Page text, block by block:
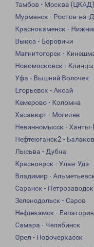
Тамбов - Москва (ЦКАД)
Мурманск - Ростов-на-
Краснокаменск -
Выкса - Боровичи
Магнитогорск -
Новомосковск - Клинцы
Уфа - Вышний Волочек
Егорьевск - Аксай
Кемерово - Коломна
Хасавюрт - Могилев
Невинномысск -
Нефтеюганск2 -
Лысьва - Дубна
Красноярск - Улан-Удэ
Владимир -
Саранск - Петрозаводск
Зеленодольск - Саров
Нефтекамск - Евпатория
Самара - Челябинск
Орел - Новочеркасск